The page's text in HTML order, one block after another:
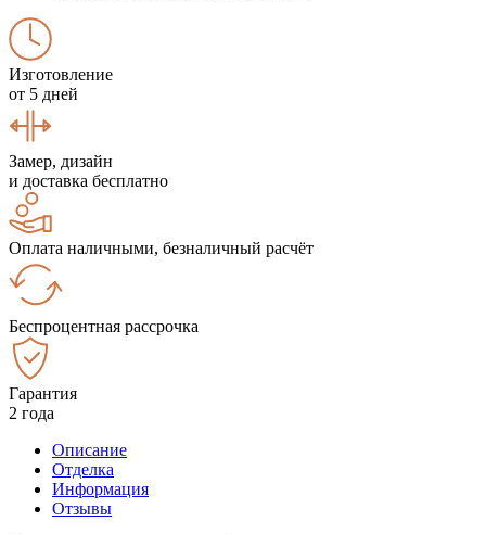
Изготовление
от 5 дней
Замер, дизайн
и доставка бесплатно
Оплата наличными, безналичный расчёт
Беспроцентная рассрочка
Гарантия
2 года
Описание
Отделка
Информация
Отзывы